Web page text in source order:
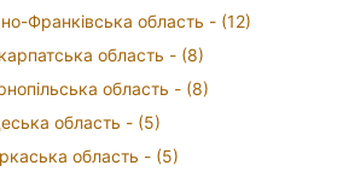
Франківська область - (12)
область - (8)
область - (8)
область - (5)
область - (5)